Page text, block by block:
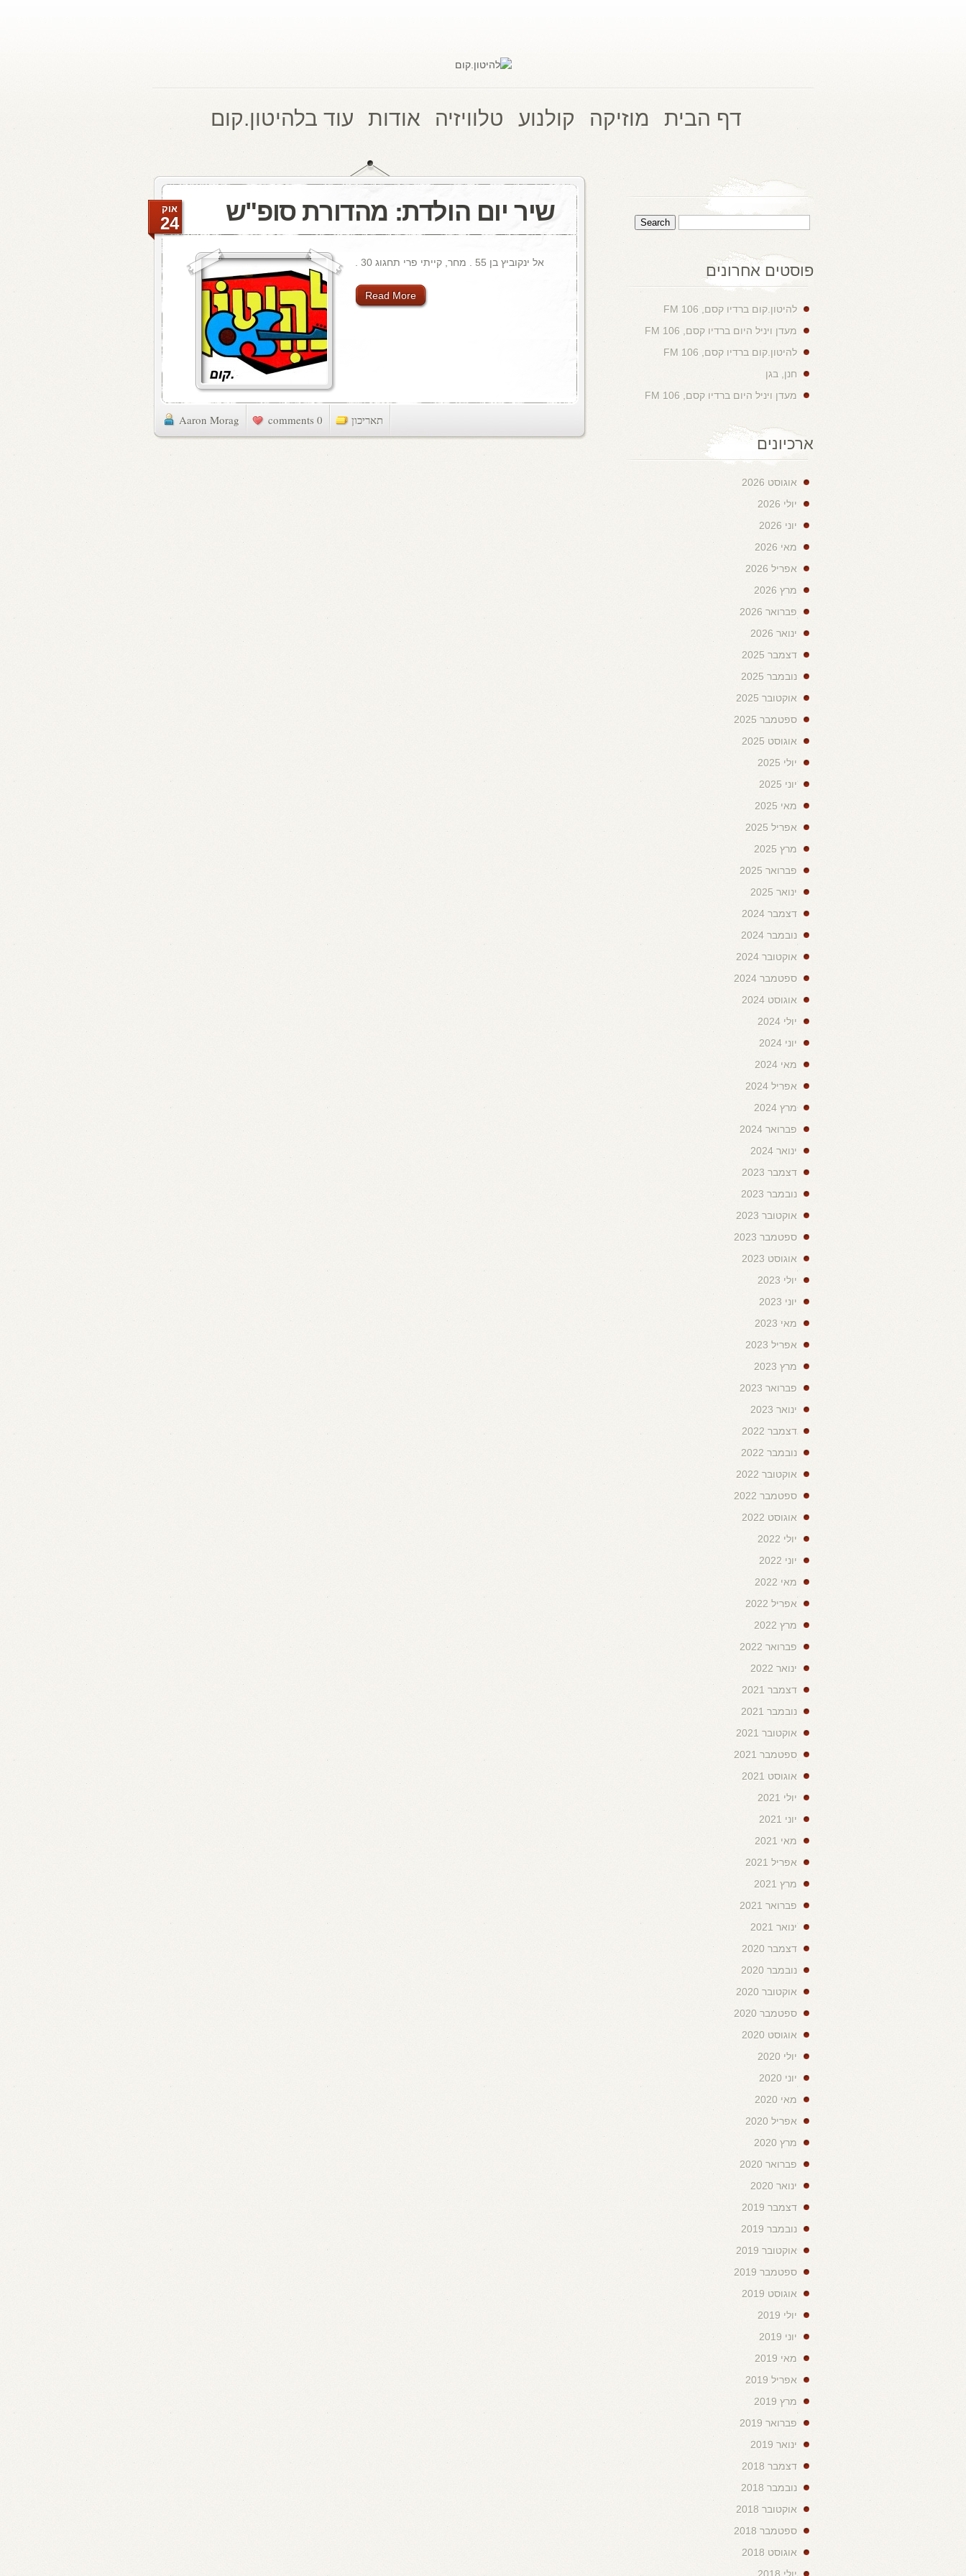
דף הבית מוזיקה קולנוע טלוויזיה אודות עוד בלהיטון.קום
שיר יום הולדת: מהדורת סופ"ש אוק
24
אל ינקוביץ בן 55 . מחר, קייתי פרי תחגוג 30 .
Read More
Aaron Morag 0 comments תאריכון
פוסטים אחרונים
להיטון.קום ברדיו קסם, 106 FM
מעדן ויניל היום ברדיו קסם, 106 FM
להיטון.קום ברדיו קסם, 106 FM
חנן, בגן
מעדן ויניל היום ברדיו קסם, 106 FM
ארכיונים
אוגוסט 2026
יולי 2026
יוני 2026
מאי 2026
אפריל 2026
מרץ 2026
פברואר 2026
ינואר 2026
דצמבר 2025
נובמבר 2025
אוקטובר 2025
ספטמבר 2025
אוגוסט 2025
יולי 2025
יוני 2025
מאי 2025
אפריל 2025
מרץ 2025
פברואר 2025
ינואר 2025
דצמבר 2024
נובמבר 2024
אוקטובר 2024
ספטמבר 2024
אוגוסט 2024
יולי 2024
יוני 2024
מאי 2024
אפריל 2024
מרץ 2024
פברואר 2024
ינואר 2024
דצמבר 2023
נובמבר 2023
אוקטובר 2023
ספטמבר 2023
אוגוסט 2023
יולי 2023
יוני 2023
מאי 2023
אפריל 2023
מרץ 2023
פברואר 2023
ינואר 2023
דצמבר 2022
נובמבר 2022
אוקטובר 2022
ספטמבר 2022
אוגוסט 2022
יולי 2022
יוני 2022
מאי 2022
אפריל 2022
מרץ 2022
פברואר 2022
ינואר 2022
דצמבר 2021
נובמבר 2021
אוקטובר 2021
ספטמבר 2021
אוגוסט 2021
יולי 2021
יוני 2021
מאי 2021
אפריל 2021
מרץ 2021
פברואר 2021
ינואר 2021
דצמבר 2020
נובמבר 2020
אוקטובר 2020
ספטמבר 2020
אוגוסט 2020
יולי 2020
יוני 2020
מאי 2020
אפריל 2020
מרץ 2020
פברואר 2020
ינואר 2020
דצמבר 2019
נובמבר 2019
אוקטובר 2019
ספטמבר 2019
אוגוסט 2019
יולי 2019
יוני 2019
מאי 2019
אפריל 2019
מרץ 2019
פברואר 2019
ינואר 2019
דצמבר 2018
נובמבר 2018
אוקטובר 2018
ספטמבר 2018
אוגוסט 2018